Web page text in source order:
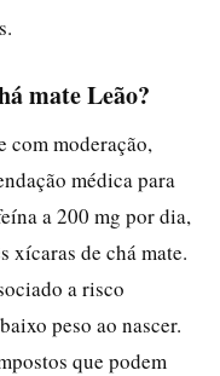
mate Leão?
com moderação,
médica para
a 200 mg por dia,
xícaras de chá mate.
a risco
peso ao nascer.
que podem